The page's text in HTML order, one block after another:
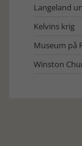
Langeland
Kelvins krig
Museum på
Winston